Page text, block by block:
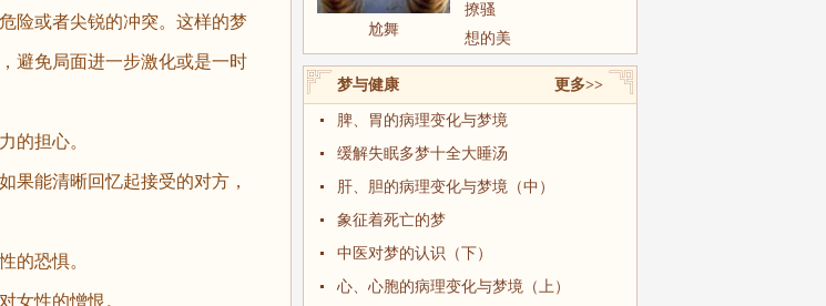
险或者尖锐的冲突。这样的梦
避免局面进一步激化或是一时
担心。
能清晰回忆起接受的对方，
恐惧。
性的憎恨。
尬舞
撩骚
想的美
更多>>
梦与健康
脾、胃的病理变化与梦境
缓解失眠多梦十全大睡汤
肝、胆的病理变化与梦境（中）
象征着死亡的梦
中医对梦的认识（下）
心、心胞的病理变化与梦境（上）